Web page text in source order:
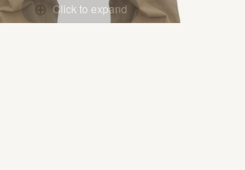
Click to expand